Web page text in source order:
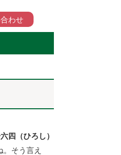
わせ
四（ひろし）
そう言え